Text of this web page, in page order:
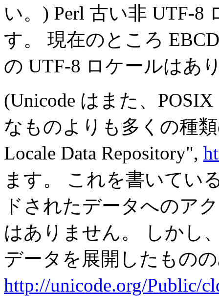
い。) Perl 古い非 UTF-8
す。 現在のところ
の UTF-8 ロケールはあ
(Unicode はまた、
なものよりも多くの種
Locale Data Repository",
ます。 これを書いてい
ドされたデータへのア
はありません。 しかし
データを展開したもの
http://unicode.org/Public/